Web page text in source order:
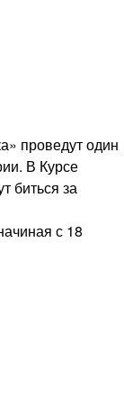
проведут один
В Курсе
биться за
с 18